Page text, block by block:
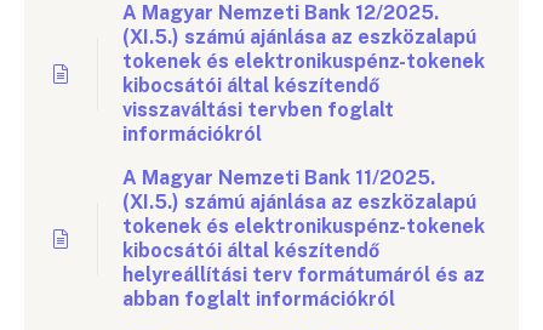
A Magyar Nemzeti Bank 12/2025.
(XI.5.) számú ajánlása az eszközalapú
tokenek és elektronikuspénz-tokenek
kibocsátói által készítendő
visszaváltási tervben foglalt
információkról
A Magyar Nemzeti Bank 11/2025.
(XI.5.) számú ajánlása az eszközalapú
tokenek és elektronikuspénz-tokenek
kibocsátói által készítendő
helyreállítási terv formátumáról és az
abban foglalt információkról